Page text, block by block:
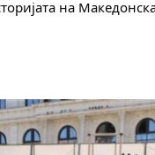
на